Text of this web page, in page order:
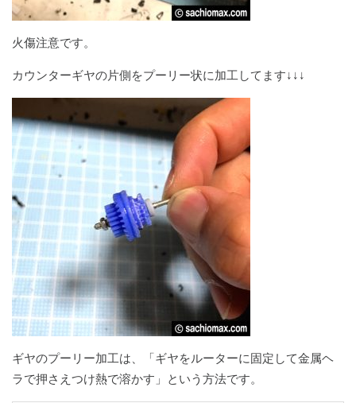
火傷注意です。
カウンターギヤの片側をプーリー状に加工してます↓↓↓
ギヤのプーリー加工は、「ギヤをルーターに固定して金属ヘ
ラで押さえつけ熱で溶かす」という方法です。